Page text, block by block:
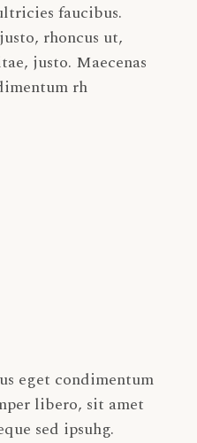
faucibus.
rhoncus ut,
justo. Maecenas
rh
eget condimentum
libero, sit amet
sed ipsuhg.